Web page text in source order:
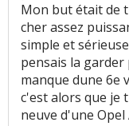
Résistance
Equipement:
Poids:9
Mon but était de
cher assez
simple et
pensais la garder
manque dune 6e
c'est alors que je
neuve d'une Opel